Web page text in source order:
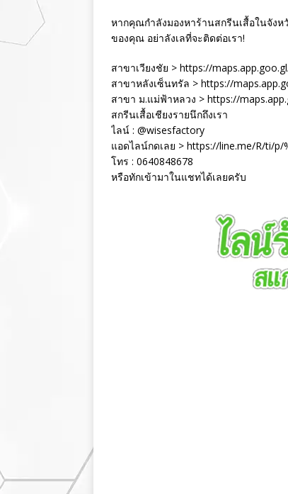
หากคุณกำลังมองหาร้านสกรีนเสื้อในจังห
ของคุณ อย่าลังเลที่จะติดต่อเรา!
สาขาเวียงชัย > https://
สาขาหลังเซ็นทรัล > https://
สาขา ม.แม่ฟ้าหลวง > https://
สกรีนเสื้อเชียงรายนึกถึงเรา
ไลน์ : @wisesfactory
แอดไลน์กดเลย > https://line.me/R/ti/p/
โทร : 0640848678
หรือทักเข้ามาในแชทได้เลยครับ